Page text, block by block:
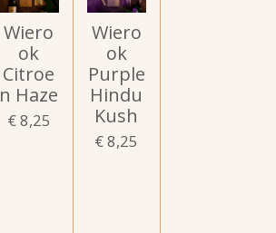
Wiero
ok
Citroe
n Haze
€ 8,25
Wiero
ok
Purple
Hindu
Kush
€ 8,25